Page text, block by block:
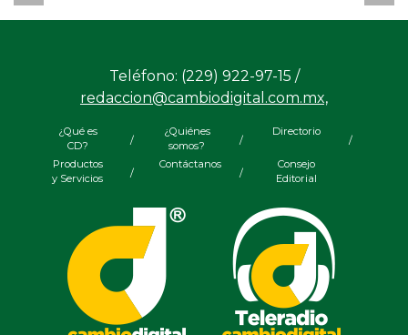
Teléfono: (229) 922-97-15 /